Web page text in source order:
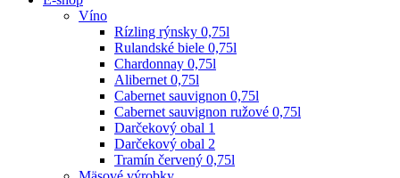
Víno
Rízling rýnsky 0,75l
Rulandské biele 0,75l
Chardonnay 0,75l
Alibernet 0,75l
Cabernet sauvignon 0,75l
Cabernet sauvignon ružové 0,75l
Darčekový obal 1
Darčekový obal 2
Tramín červený 0,75l